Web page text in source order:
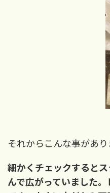
それからこんな事があり
細かくチェックすると
んで広がっていました。